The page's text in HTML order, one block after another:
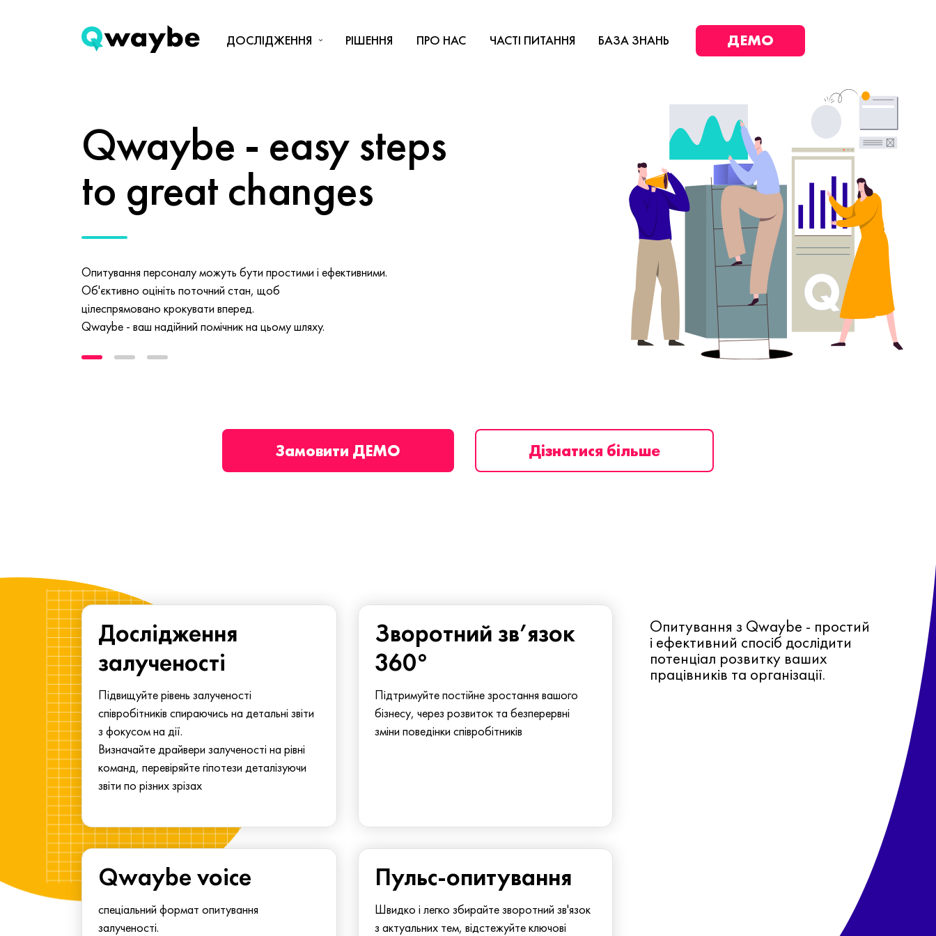
ДОСЛІДЖЕННЯ РІШЕННЯ ПРО НАС ЧАСТІ ПИТАННЯ БАЗА ЗНАНЬ ДЕМО
Qwaybe - easy steps
to great changes
Опитування персоналу можуть бути простими і ефективними.
Об'єктивно оцініть поточний стан, щоб
цілеспрямовано крокувати вперед.
Qwaybe - ваш надійний помічник на цьому шляху.
Замовити ДЕМО Дізнатися більше
Дослідження
залученості
Підвищуйте рівень залученості
співробітників спираючись на детальні звіти
з фокусом на дії.
Визначайте драйвери залученості на рівні
команд, перевіряйте гіпотези деталізуючи
звіти по різних зрізах
Зворотний зв’язок
360°
Підтримуйте постійне зростання вашого
бізнесу, через розвиток та безперервні
зміни поведінки співробітників
Опитування з Qwaybe - простий
і ефективний спосіб дослідити
потенціал розвитку ваших
працівників та організації.
Qwaybe voice
спеціальний формат опитування
залученості.
Пульс-опитування
Швидко і легко збирайте зворотний зв'язок
з актуальних тем, відстежуйте ключові